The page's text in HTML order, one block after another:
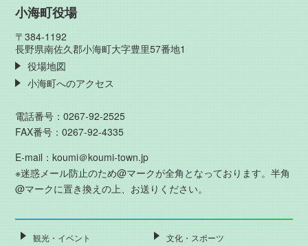
小海町役場
〒384-1192
長野県南佐久郡小海町大字豊里57番地1
役場地図
小海町へのアクセス
電話番号：0267-92-2525
FAX番号：0267-92-4335
E-mail：koumi＠koumi-town.jp
※迷惑メール防止のため@マークが全角となっております。半角
@マークに置き換えの上、お送りください。
観光・イベント
文化・スポーツ